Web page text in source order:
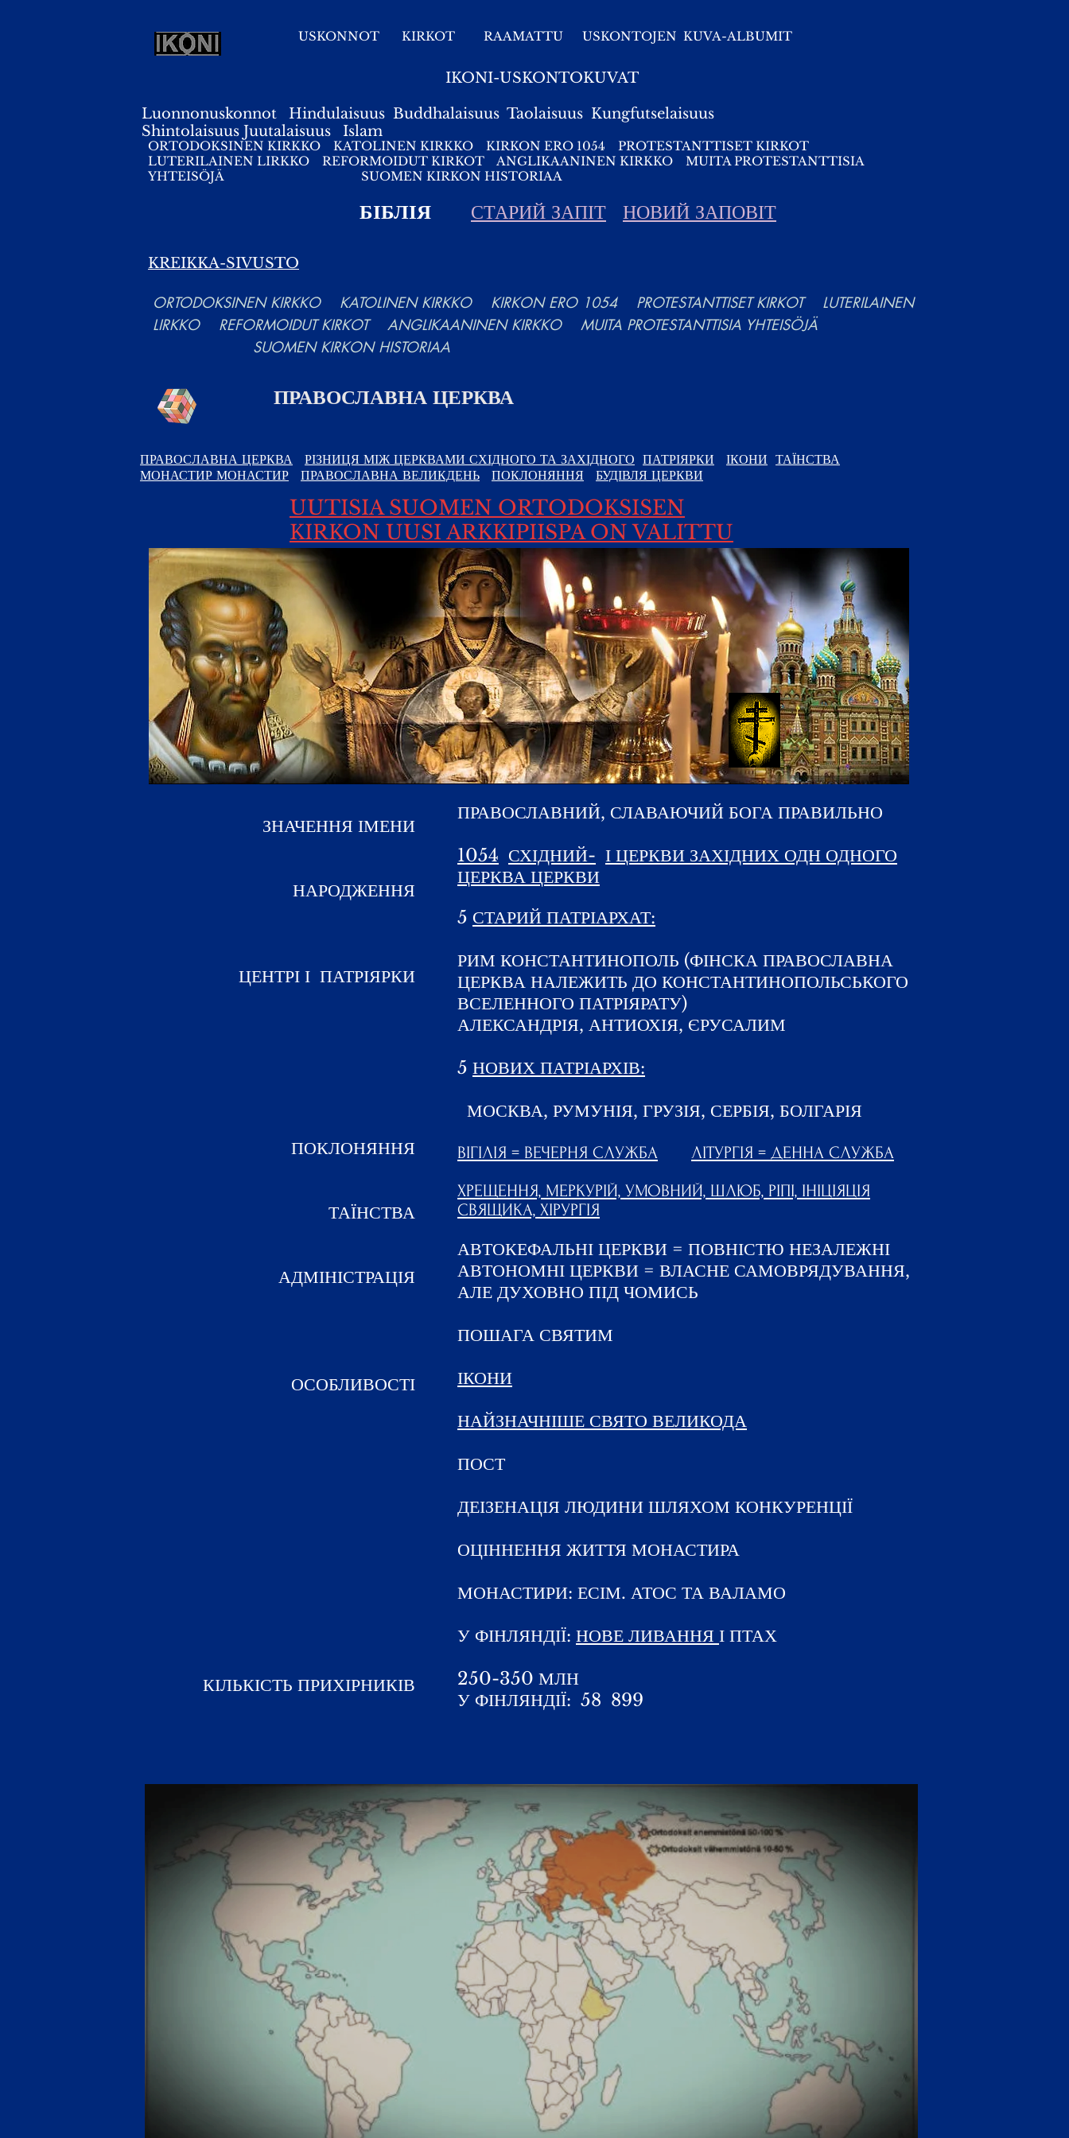
USKONNOT KIRKOT RAAMATTU USKONTOJEN KUVA-ALBUMIT
IKONI-USKONTOKUVAT
Luonnonuskonnot Hindulaisuus Buddhalaisuus Taolaisuus Kungfutselaisuus
Shintolaisuus Juutalaisuus Islam
ORTODOKSINEN KIRKKO KATOLINEN KIRKKO KIRKON ERO 1054
PROTESTANTTISET KIRKOT
LUTERILAINEN LIRKKO
REFORMOIDUT KIRKOT ANGLIKAANINEN KIRKKO
MUITA PROTESTANTTISIA
YHTEISÖJÄ
SUOMEN KIRKON HISTORIAA
БІБЛІЯ СТАРИЙ ЗАПІТ НОВИЙ ЗАПОВІТ
KREIKKA-SIVUSTO
ORTODOKSINEN KIRKKO KATOLINEN KIRKKO KIRKON ERO 1054 PROTESTANTTISET KIRKOT
LUTERILAINEN
LIRKKO
REFORMOIDUT KIRKOT ANGLIKAANINEN KIRKKO
MUITA PROTESTANTTISIA YHTEISÖJÄ
SUOMEN KIRKON HISTORIAA
ПРАВОСЛАВНА ЦЕРКВА
ПРАВОСЛАВНА ЦЕРКВА РІЗНИЦЯ МІЖ ЦЕРКВАМИ СХІДНОГО ТА ЗАХІДНОГО ПАТРІЯРКИ ІКОНИ ТАЇНСТВА
МОНАСТИР МОНАСТИР
ПРАВОСЛАВНА ВЕЛИКДЕНЬ ПОКЛОНЯННЯ БУДІВЛЯ ЦЕРКВИ
UUTISIA SUOMEN ORTODOKSISEN
KIRKON UUSI ARKKIPIISPA ON VALITTU
ЗНАЧЕННЯ ІМЕНИ
НАРОДЖЕННЯ
ЦЕНТРІ І ПАТРІЯРКИ
ПОКЛОНЯННЯ
ТАЇНСТВА
АДМІНІСТРАЦІЯ
ОСОБЛИВОСТІ
КІЛЬКІСТЬ ПРИХІРНИКІВ
ПРАВОСЛАВНИЙ, СЛАВАЮЧИЙ БОГА ПРАВИЛЬНО
1054 СХІДНИЙ- І ЦЕРКВИ ЗАХІДНИХ ОДН ОДНОГО
ЦЕРКВА ЦЕРКВИ
5 СТАРИЙ ПАТРІАРХАТ:
РИМ КОНСТАНТИНОПОЛЬ (ФІНСКА ПРАВОСЛАВНА
ЦЕРКВА НАЛЕЖИТЬ ДО КОНСТАНТИНОПОЛЬСЬКОГО
ВСЕЛЕННОГО ПАТРІЯРАТУ)
АЛЕКСАНДРІЯ, АНТИОХІЯ, ЄРУСАЛИМ
5 НОВИХ ПАТРІАРХІВ:
МОСКВА, РУМУНІЯ, ГРУЗІЯ, СЕРБІЯ, БОЛГАРІЯ
ВІГІЛІЯ = ВЕЧЕРНЯ СЛУЖБА
ЛІТУРГІЯ = ДЕННА СЛУЖБА
ХРЕЩЕННЯ, МЕРКУРІЙ, УМОВНИЙ, ШЛЮБ, РІПІ, ІНІЦІЯЦІЯ
СВЯЩИКА, ХІРУРГІЯ
АВТОКЕФАЛЬНІ ЦЕРКВИ = ПОВНІСТЮ НЕЗАЛЕЖНІ
АВТОНОМНІ ЦЕРКВИ = ВЛАСНЕ САМОВРЯДУВАННЯ,
АЛЕ ДУХОВНО ПІД ЧОМИСЬ
ПОШАГА СВЯТИМ
ІКОНИ
НАЙЗНАЧНІШЕ СВЯТО ВЕЛИКОДА
ПОСТ
ДЕІЗЕНАЦІЯ ЛЮДИНИ ШЛЯХОМ КОНКУРЕНЦІЇ
ОЦІННЕННЯ ЖИТТЯ МОНАСТИРА
МОНАСТИРИ: ЕСІМ. АТОС ТА ВАЛАМО
У ФІНЛЯНДІЇ: НОВЕ ЛИВАННЯ І ПТАХ
250-350 МЛН
У ФІНЛЯНДІЇ: 58 899